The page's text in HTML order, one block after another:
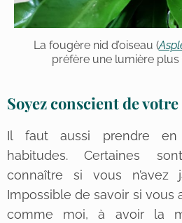
La fougère nid d’oiseau (
préfère une lumière plus
Soyez conscient de
Il faut aussi prendre
habitudes. Certaines
connaître si vous n’avez
Impossible de savoir si vous
comme moi, à avoir la